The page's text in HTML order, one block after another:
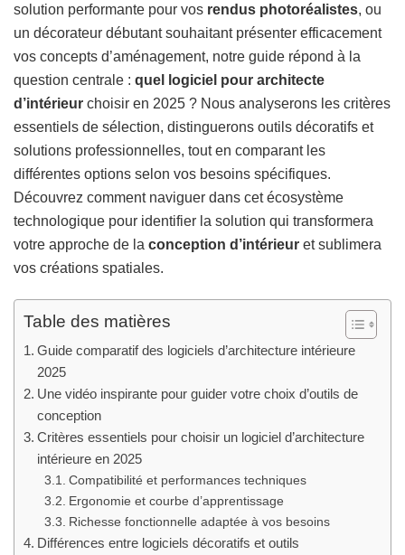
solution performante pour vos rendus photoréalistes, ou
un décorateur débutant souhaitant présenter efficacement
vos concepts d’aménagement, notre guide répond à la
question centrale : quel logiciel pour architecte
d’intérieur choisir en 2025 ? Nous analyserons les critères
essentiels de sélection, distinguerons outils décoratifs et
solutions professionnelles, tout en comparant les
différentes options selon vos besoins spécifiques.
Découvrez comment naviguer dans cet écosystème
technologique pour identifier la solution qui transformera
votre approche de la conception d’intérieur et sublimera
vos créations spatiales.
Table des matières
Guide comparatif des logiciels d’architecture intérieure
2025
Une vidéo inspirante pour guider votre choix d’outils de
conception
Critères essentiels pour choisir un logiciel d’architecture
intérieure en 2025
Compatibilité et performances techniques
Ergonomie et courbe d’apprentissage
Richesse fonctionnelle adaptée à vos besoins
Différences entre logiciels décoratifs et outils